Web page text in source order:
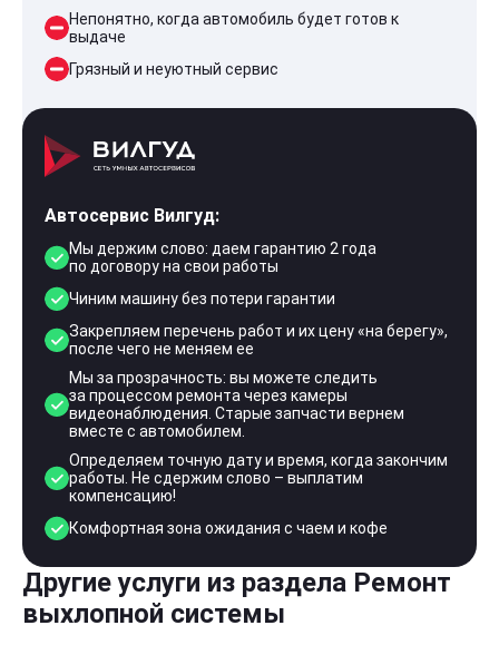
Непонятно, когда автомобиль будет готов к
выдаче
Грязный и неуютный сервис
Автосервис Вилгуд:
Мы держим слово: даем гарантию 2 года
по договору на свои работы
Чиним машину без потери гарантии
Закрепляем перечень работ и их цену «на берегу»,
после чего не меняем ее
Мы за прозрачность: вы можете следить
за процессом ремонта через камеры
видеонаблюдения. Старые запчасти вернем
вместе с автомобилем.
Определяем точную дату и время, когда закончим
работы. Не сдержим слово – выплатим
компенсацию!
Комфортная зона ожидания с чаем и кофе
Другие услуги из раздела Ремонт
выхлопной системы